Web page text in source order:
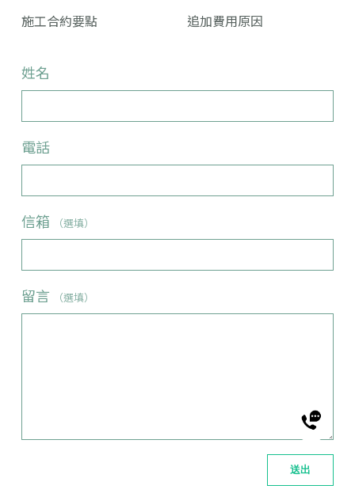
施工合約要點
追加費用原因
姓名
電話
信箱 （選填）
留言 （選填）
送出